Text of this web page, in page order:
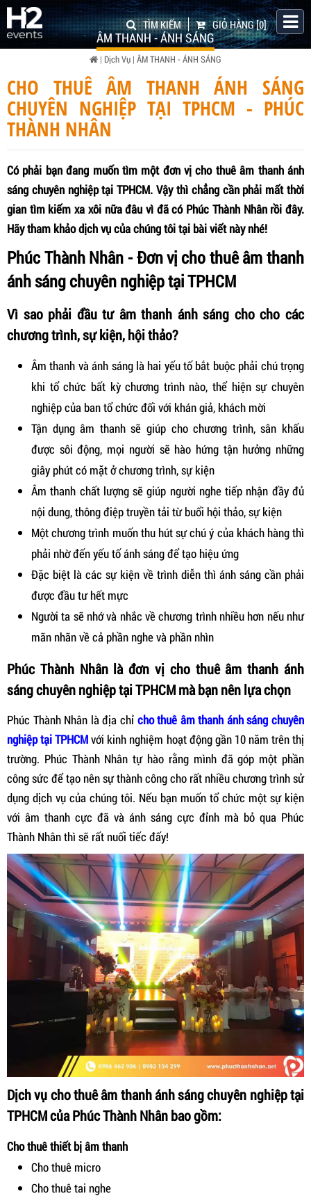
GIỎ HÀNG[0]
TÌM KIẾM
ÂM THANH - ÁNH SÁNG
| Dịch Vụ | ÂM THANH - ÁNH SÁNG
CHO THUÊ ÂM THANH ÁNH SÁNG
CHUYÊN NGHIỆP TẠI TPHCM - PHÚC
THÀNH NHÂN
Có phải bạn đang muốn tìm một đơn vị cho thuê âm thanh ánh
sáng chuyên nghiệp tại TPHCM. Vậy thì chẳng cần phải mất thời
gian tìm kiếm xa xôi nữa đâu vì đã có Phúc Thành Nhân rồi đây.
Hãy tham khảo dịch vụ của chúng tôi tại bài viết này nhé!
Phúc Thành Nhân - Đơn vị cho thuê âm thanh
ánh sáng chuyên nghiệp tại TPHCM
Vì sao phải đầu tư âm thanh ánh sáng cho cho các
chương trình, sự kiện, hội thảo?
Âm thanh và ánh sáng là hai yếu tố bắt buộc phải chú trọng
khi tổ chức bất kỳ chương trình nào, thể hiện sự chuyên
nghiệp của ban tổ chức đối với khán giả, khách mời
Tận dụng âm thanh sẽ giúp cho chương trình, sân khấu
được sôi động, mọi người sẽ hào hứng tận hưởng những
giây phút có mặt ở chương trình, sự kiện
Âm thanh chất lượng sẽ giúp người nghe tiếp nhận đầy đủ
nội dung, thông điệp truyền tải từ buổi hội thảo, sự kiện
Một chương trình muốn thu hút sự chú ý của khách hàng thì
phải nhờ đến yếu tố ánh sáng để tạo hiệu ứng
Đặc biệt là các sự kiện về trình diễn thì ánh sáng cần phải
được đầu tư hết mực
Người ta sẽ nhớ và nhắc về chương trình nhiều hơn nếu như
mãn nhãn về cả phần nghe và phần nhìn
Phúc Thành Nhân là đơn vị cho thuê âm thanh ánh
sáng chuyên nghiệp tại TPHCM mà bạn nên lựa chọn
Phúc Thành Nhân là địa chỉ cho thuê âm thanh ánh sáng chuyên
nghiệp tại TPHCMvới kinh nghiệm hoạt động gần 10 năm trên thị
trường. Phúc Thành Nhân tự hào rằng mình đã góp một phần
công sức để tạo nên sự thành công cho rất nhiều chương trình sử
dụng dịch vụ của chúng tôi. Nếu bạn muốn tổ chức một sự kiện
với âm thanh cực đã và ánh sáng cực đỉnh mà bỏ qua Phúc
Thành Nhân thì sẽ rất nuối tiếc đấy!
Dịch vụ cho thuê âm thanh ánh sáng chuyên nghiệp tại
TPHCM của Phúc Thành Nhân bao gồm:
Cho thuê thiết bị âm thanh
Cho thuê micro
Cho thuê tai nghe